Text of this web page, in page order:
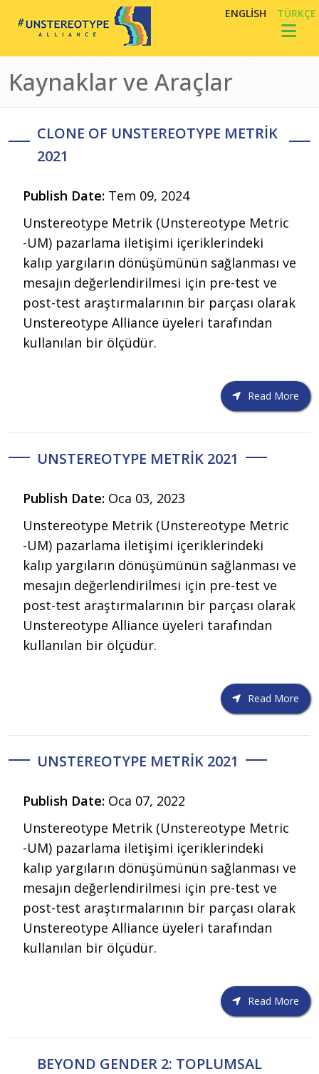
ENGLISH TÜRKÇE
Kaynaklar ve Araçlar
CLONE OF UNSTEREOTYPE METRIK
2021
Publish Date: Tem 09, 2024
Unstereotype Metrik (Unstereotype Metric
-UM) pazarlama iletişimi içeriklerindeki
kalıp yargıların dönüşümünün sağlanması ve
mesajın değerlendirilmesi için pre-test ve
post-test araştırmalarının bir parçası olarak
Unstereotype Alliance üyeleri tarafından
kullanılan bir ölçüdür.
Read More
UNSTEREOTYPE METRIK 2021
Publish Date: Oca 03, 2023
Unstereotype Metrik (Unstereotype Metric
-UM) pazarlama iletişimi içeriklerindeki
kalıp yargıların dönüşümünün sağlanması ve
mesajın değerlendirilmesi için pre-test ve
post-test araştırmalarının bir parçası olarak
Unstereotype Alliance üyeleri tarafından
kullanılan bir ölçüdür.
Read More
UNSTEREOTYPE METRIK 2021
Publish Date: Oca 07, 2022
Unstereotype Metrik (Unstereotype Metric
-UM) pazarlama iletişimi içeriklerindeki
kalıp yargıların dönüşümünün sağlanması ve
mesajın değerlendirilmesi için pre-test ve
post-test araştırmalarının bir parçası olarak
Unstereotype Alliance üyeleri tarafından
kullanılan bir ölçüdür.
Read More
BEYOND GENDER 2: TOPLUMSAL